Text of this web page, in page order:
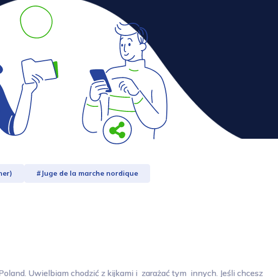
#Juge de la marche nordique
Uwielbiam chodzić z kijkami i zarażać tym innych. Jeśli chcesz